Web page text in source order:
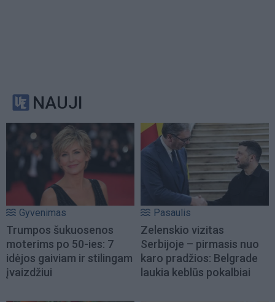
NAUJI
Gyvenimas
Trumpos šukuosenos
moterims po 50-ies: 7
idėjos gaiviam ir stilingam
įvaizdžiui
Pasaulis
Zelenskio vizitas
Serbijoje – pirmasis nuo
karo pradžios: Belgrade
laukia keblūs pokalbiai